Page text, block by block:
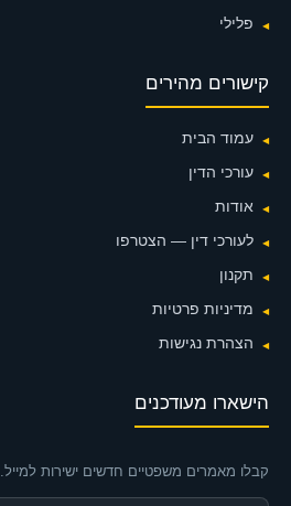
פלילי
קישורים מהירים
עמוד הבית
עורכי הדין
אודות
לעורכי דין — הצטרפו
תקנון
מדיניות פרטיות
הצהרת נגישות
הישארו מעודכנים
קבלו מאמרים משפטיים חדשים ישירות למייל.